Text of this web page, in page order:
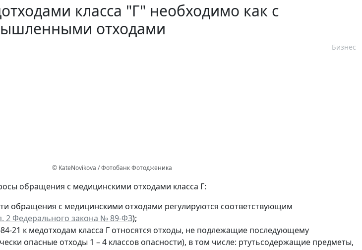
класса "Г" необходимо как с
отходами
Бизнес
© KateNovikova / Фотобанк Фотодженика
обращения с медицинскими отходами класса Г:
обращения с медицинскими отходами регулируются соответствующим
2 Федерального закона № 89-ФЗ);
21 к медотходам класса Г относятся отходы, не подлежащие последующему
опасные отходы 1 – 4 классов опасности), в том числе: ртутьсодержащие предметы,